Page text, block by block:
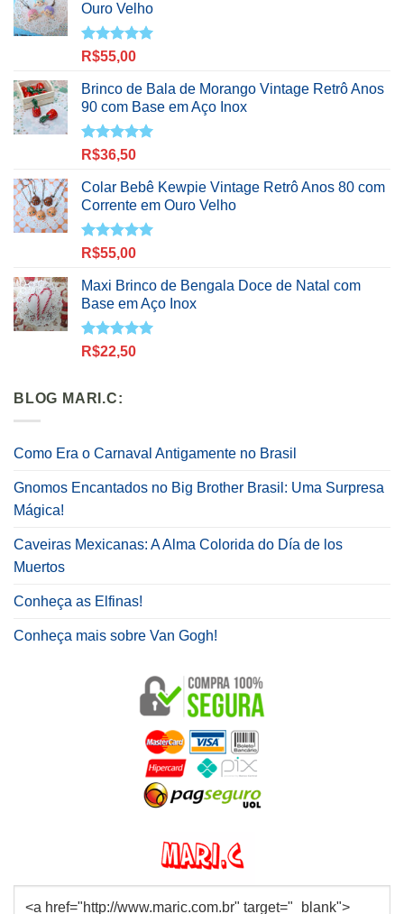
Ouro Velho
Avaliação
R$55,00
Brinco de Bala de Morango Vintage Retrô Anos
90 com Base em Aço Inox
Avaliação
R$36,50
Colar Bebê Kewpie Vintage Retrô Anos 80 com
Corrente em Ouro Velho
Avaliação
R$55,00
Maxi Brinco de Bengala Doce de Natal com
Base em Aço Inox
Avaliação
R$22,50
BLOG MARI.C:
Como Era o Carnaval Antigamente no Brasil
Gnomos Encantados no Big Brother Brasil: Uma Surpresa
Mágica!
Caveiras Mexicanas: A Alma Colorida do Día de los
Muertos
Conheça as Elfinas!
Conheça mais sobre Van Gogh!